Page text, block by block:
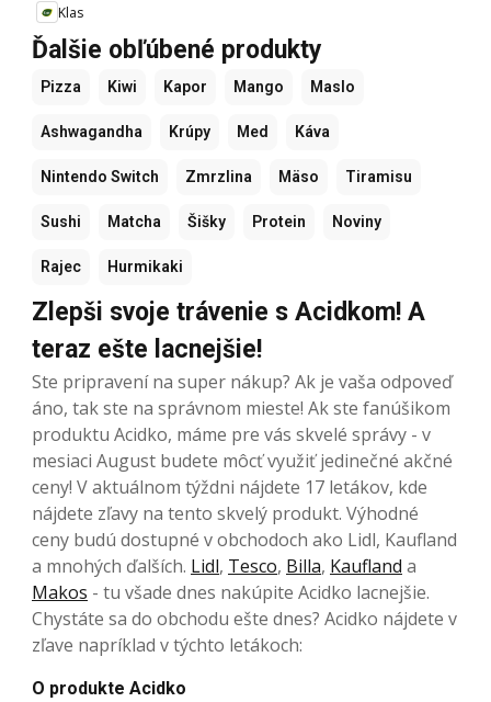
Klas
Ďalšie obľúbené produkty
Pizza Kiwi Kapor Mango Maslo
Ashwagandha Krúpy Med Káva
Nintendo Switch Zmrzlina Mäso Tiramisu
Sushi Matcha Šišky Protein Noviny
Rajec Hurmikaki
Zlepši svoje trávenie s Acidkom! A
teraz ešte lacnejšie!
Ste pripravení na super nákup? Ak je vaša odpoveď
áno, tak ste na správnom mieste! Ak ste fanúšikom
produktu Acidko, máme pre vás skvelé správy - v
mesiaci August budete môcť využiť jedinečné akčné
ceny! V aktuálnom týždni nájdete 17 letákov, kde
nájdete zľavy na tento skvelý produkt. Výhodné
ceny budú dostupné v obchodoch ako Lidl, Kaufland
a mnohých ďalších. Lidl, Tesco, Billa, Kaufland a
Makos - tu všade dnes nakúpite Acidko lacnejšie.
Chystáte sa do obchodu ešte dnes? Acidko nájdete v
zľave napríklad v týchto letákoch:
O produkte Acidko